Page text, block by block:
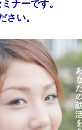
ナーです。
さい。